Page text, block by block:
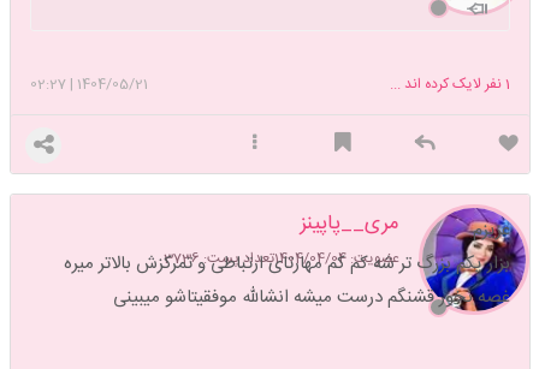
1404/05/21
|
02:27 1نفر لایک کرده اند ...
مری__پاپینز
عضویت: 1404/04/04 تعداد پست: 3736
عزیزم
بزار یکم بزرگ تر شه کم کم مهارتای ارتباطی و تمرکزش بالاتر میره
غصه نخور قشنگم درست میشه انشالله موفقیتاشو میبینی